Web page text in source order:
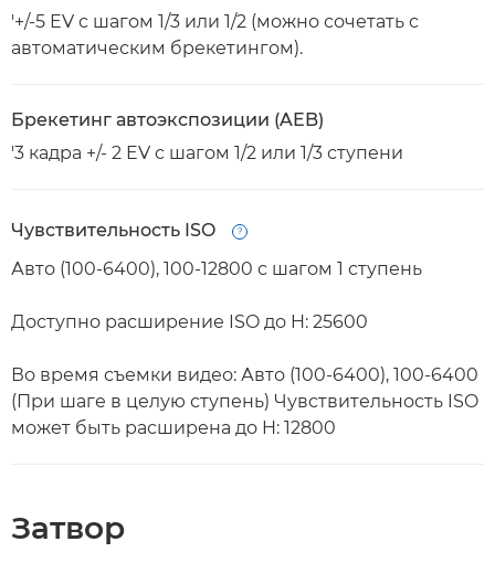
'+/-5 EV с шагом 1/3 или 1/2 (можно сочетать с
автоматическим брекетингом).
Брекетинг автоэкспозиции (AEB)
'3 кадра +/- 2 EV с шагом 1/2 или 1/3 ступени
Чувствительность ISO
Авто (100-6400), 100-12800 с шагом 1 ступень
Доступно расширение ISO до H: 25600
Во время съемки видео: Авто (100-6400), 100-6400
(При шаге в целую ступень) Чувствительность ISO
может быть расширена до H: 12800
Затвор